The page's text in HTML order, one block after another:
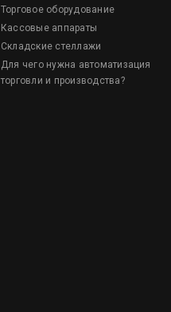
Торговое оборудование
Кассовые аппараты
Складские стеллажи
Для чего нужна автоматизация
торговли и производства?